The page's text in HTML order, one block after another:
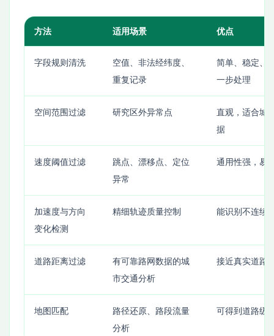
方法 适用场景 优点
字段规则清洗
空值、非法经纬度、
重复记录
简单、稳定、
一步处理
空间范围过滤 研究区外异常点
直观，适合城
据
速度阈值过滤
跳点、漂移点、定位
异常
通用性强，易
加速度与方向
变化检测
精细轨迹质量控制 能识别不连续
道路距离过滤
有可靠路网数据的城
市交通分析
接近真实道路
地图匹配
路径还原、路段流量
分析
可得到道路级